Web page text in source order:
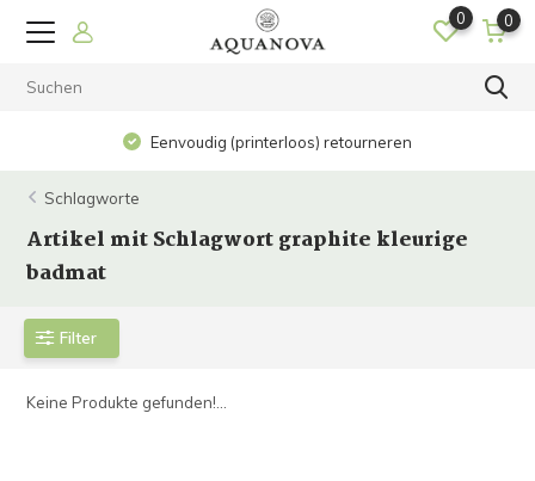
0 0
Eenvoudig (printerloos) retourneren
Schlagworte
Artikel mit Schlagwort graphite kleurige
badmat
Filter
Keine Produkte gefunden!...